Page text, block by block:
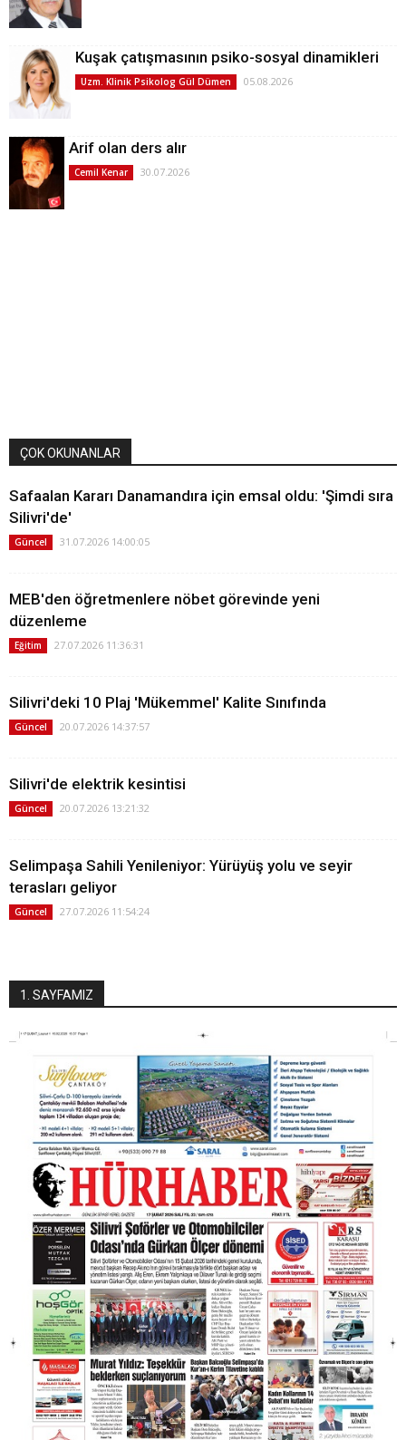
Kuşak çatışmasının psiko-sosyal dinamikleri
Uzm. Klinik Psikolog Gül Dümen 05.08.2026
Arif olan ders alır
Cemil Kenar 30.07.2026
ÇOK OKUNANLAR
Safaalan Kararı Danamandıra için emsal oldu: 'Şimdi sıra
Silivri'de'
Güncel 31.07.2026 14:00:05
MEB'den öğretmenlere nöbet görevinde yeni
düzenleme
Eğitim 27.07.2026 11:36:31
Silivri'deki 10 Plaj 'Mükemmel' Kalite Sınıfında
Güncel 20.07.2026 14:37:57
Silivri'de elektrik kesintisi
Güncel 20.07.2026 13:21:32
Selimpaşa Sahili Yenileniyor: Yürüyüş yolu ve seyir
terasları geliyor
Güncel 27.07.2026 11:54:24
1. SAYFAMIZ